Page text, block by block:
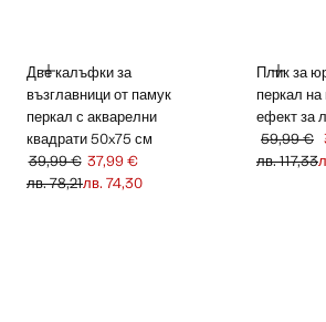
Две калъфки за
възглавници от памук
перкал с акварелни
квадрати 50x75 см
ДОБАВЯНЕ
Задраскана първоначална цена [39,99 € лв.
39,99 €
лв. 78,21
Текуща цена [37,99 € лв. 74,30]
37,99 €
лв. 74,30
Плик за
перкал на
ефект за
59,99 €
лв. 117,33
Текуща